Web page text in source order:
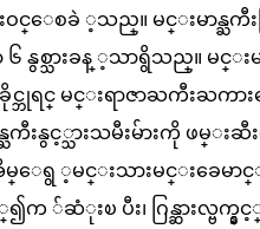
ေစခဲ ့သည္။ မင္းမာန္ႀကီ
နွစ္သားခန္ ့သာရွိသည္။ မင္း
င္ မင္းရာဇာႀကီးႀကား
ႀကီးနွင့္သားသမီးမ်ားကို ဖမ္
အိမ္ေရွ ့မင္းသားမင္းခေမ
၍က ်ဆံုးၿ ပီး၊ ဂြန္ဆားလ္